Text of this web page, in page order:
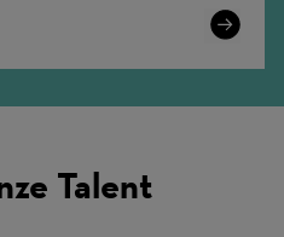
Learn
Talent